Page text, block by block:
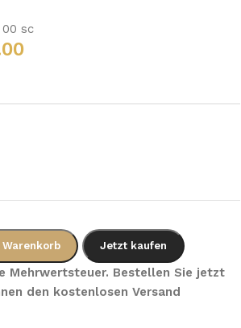
00 sc
Warenkorb Jetzt kaufen
Mehrwertsteuer. Bestellen Sie jetzt
den kostenlosen Versand